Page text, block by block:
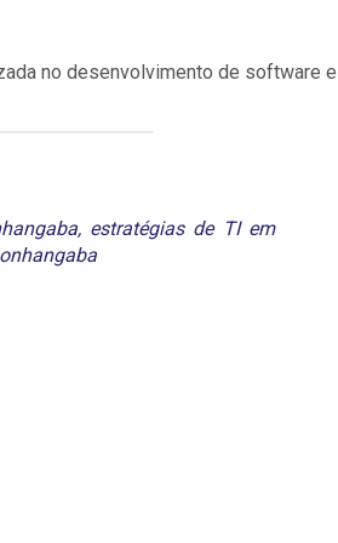
no desenvolvimento de software
, estratégias de TI em